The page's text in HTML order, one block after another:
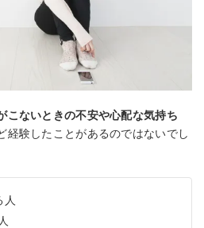
こないときの不安や心配な気持ち
経験したことがあるのではないでし
人